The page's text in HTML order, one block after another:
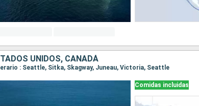
UNIDOS, CANADÁ
: Seattle, Sitka, Skagway, Juneau, Victoria, Seattle
Comidas incluidas